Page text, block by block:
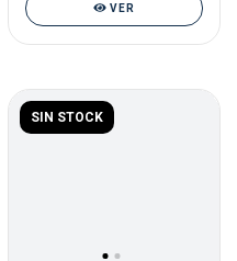
VER
SIN STOCK